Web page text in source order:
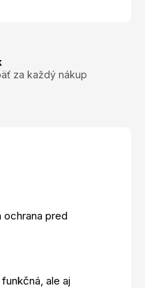
za každý nákup
ochrana pred
ale aj